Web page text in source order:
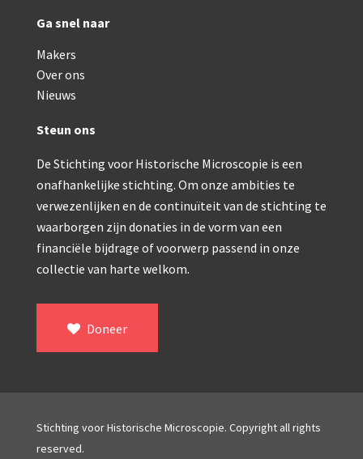
Hartnack / Prazmowski (1870-1880)
Baker, prepareermicroscoop (1870-1890)
Double pillar, Frans (1870-1900)
Zeiss, statief IX (ca. 1890)
Seibert, ‘Stativ 3’ (1895-1900)
Watson & Sons, No. 1 ‘Van Heurck’ (ca. 1900)
Reichert (ca. 1925)
Winkel, statief BTC (1955-1957)
Troughton & Simms, McArthur type (1959-
Bleeker, statief R (ca. 1965)
Meopta, ‘veld’microscoop (1965-1980)
Zeiss, type Ergaval (ca. 1970)
Ga snel naar
Makers
Over ons
Nieuws
Steun ons
De Stichting voor Historische Microscopie is een
onafhankelijke stichting. Om onze ambities te
verwezenlijken en de continuïteit van de stichting te
waarborgen zijn donaties in de vorm van een
financiële bijdrage of voorwerp passend in onze
collectie van harte welkom.
Doneer
Stichting voor Historische Microscopie. Copyright all rights
reserved.